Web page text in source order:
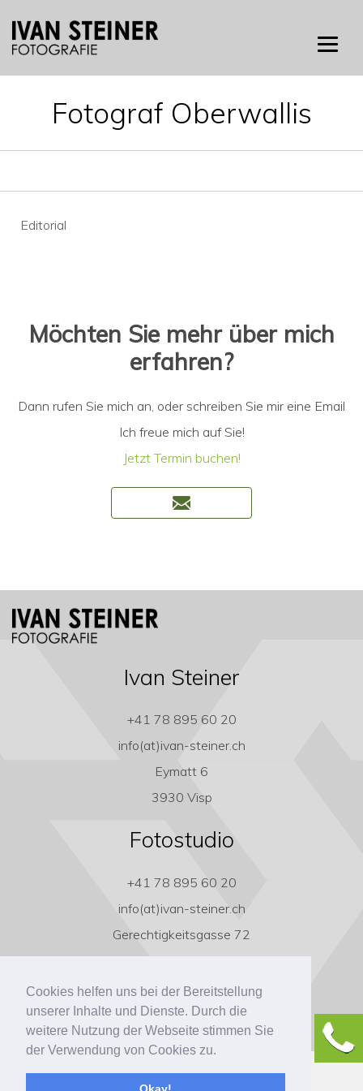
Cookies helfen uns bei der Bereitstellung
unserer Inhalte und Dienste. Durch die
weitere Nutzung der Webseite stimmen Sie
der Verwendung von Cookies zu.
Fotograf Oberwallis
Beitragsnavigation
Editorial
Möchten Sie mehr über mich
erfahren?
Dann rufen Sie mich an, oder schreiben Sie mir eine Email
Ich freue mich auf Sie!
Jetzt Termin buchen!
Ivan Steiner
+41 78 895 60 20
info(at)ivan-steiner.ch
Eymatt 6
3930 Visp
Fotostudio
+41 78 895 60 20
info(at)ivan-steiner.ch
Gerechtigkeitsgasse 72
3011 Bern
Copyright ivan-steiner.ch